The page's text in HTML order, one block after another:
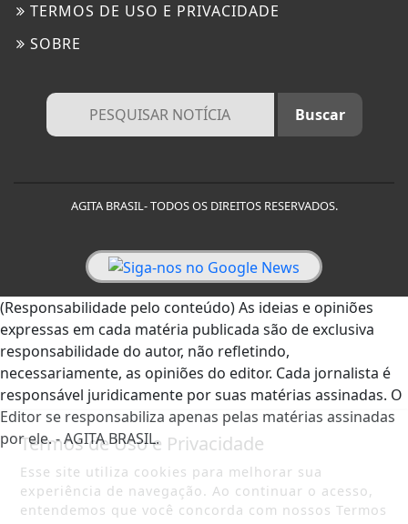
TERMOS DE USO E PRIVACIDADE
SOBRE
AGITA BRASIL- TODOS OS DIREITOS RESERVADOS.
Termos de Uso e Privacidade
Esse site utiliza cookies para melhorar sua
experiência de navegação. Ao continuar o acesso,
entendemos que você concorda com nossos Termos
(Responsabilidade pelo conteúdo) As ideias e opiniões
expressas em cada matéria publicada são de exclusiva
responsabilidade do autor, não refletindo,
necessariamente, as opiniões do editor. Cada jornalista é
responsável juridicamente por suas matérias assinadas. O
Editor se responsabiliza apenas pelas matérias assinadas
por ele. - AGITA BRASIL.